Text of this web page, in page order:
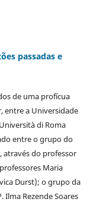
passadas e
de uma profícua
entre a Universidade
di Roma
entre o grupo do
através do professor
Maria
Durst); o grupo da
Ilma Rezende Soares